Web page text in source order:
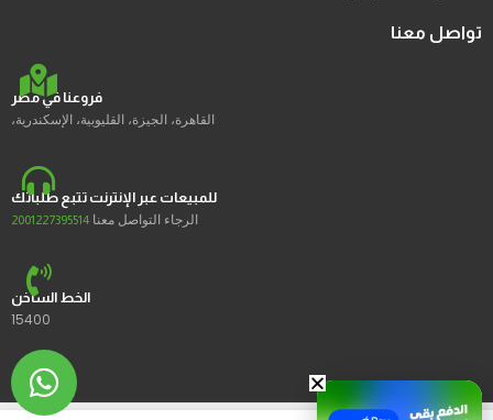
تواصل معنا
فروعنا في مصر
القاهرة، الجيزة، القليوبية، الإسكندرية،
للمبيعات عبر الإنترنت تتبع طلباتك
الرجاء التواصل معنا 2001227395514
الخط الساخن
15400